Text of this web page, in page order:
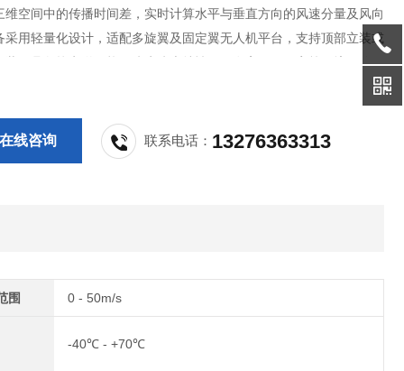
维空间中的传播时间差，实时计算水平与垂直方向的风速分量及风向
采用轻量化设计，适配多旋翼及固定翼无人机平台，支持顶部立装或
装，具备抗电磁干扰、防水防尘特性，可在高原、严寒等环境下稳定
通过无线通信实时传输至地面终端，为气象研究、风能开发、应急救
线咨询 联系电话： 13276363313
围 0 - 50m/s
-40℃ - +70℃